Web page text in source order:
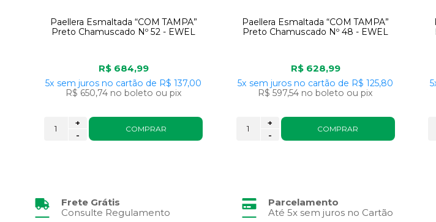
Paellera Esmaltada “COM TAMPA”
Preto Chamuscado Nº 52 - EWEL
R$ 684,99
5x sem juros no cartão de R$ 137,00
R$ 650,74 no boleto ou pix
-
+
COMPRAR
Paellera Esmaltada “COM TAMPA”
Preto Chamuscado Nº 48 - EWEL
R$ 628,99
5x sem juros no cartão de R$ 125,80
R$ 597,54 no boleto ou pix
-
+
COMPRAR
Frete Grátis
Consulte Regulamento
Parcelamento
Até 5x sem juros no Cartão